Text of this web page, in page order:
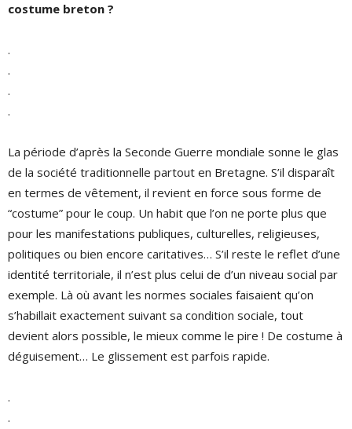
costume breton ?
.
.
.
.
La période d’après la Seconde Guerre mondiale sonne le glas
de la société traditionnelle partout en Bretagne. S’il disparaît
en termes de vêtement, il revient en force sous forme de
“costume” pour le coup. Un habit que l’on ne porte plus que
pour les manifestations publiques, culturelles, religieuses,
politiques ou bien encore caritatives… S’il reste le reflet d’une
identité territoriale, il n’est plus celui de d’un niveau social par
exemple. Là où avant les normes sociales faisaient qu’on
s’habillait exactement suivant sa condition sociale, tout
devient alors possible, le mieux comme le pire ! De costume à
déguisement… Le glissement est parfois rapide.
.
.